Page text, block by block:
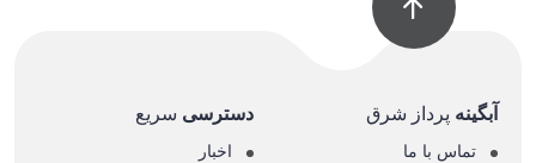
آبگینه پرداز شرق
تماس با ما
دسترسی سریع
اخبار